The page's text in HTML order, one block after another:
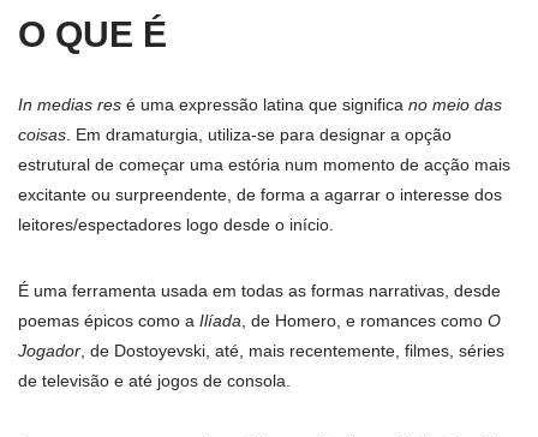
O QUE É
In medias res é uma expressão latina que significa no meio das
coisas . Em dramaturgia, utiliza-se para designar a opção
estrutural de começar uma estória num momento de acção mais
excitante ou surpreendente, de forma a agarrar o interesse dos
leitores/espectadores logo desde o início.
É uma ferramenta usada em todas as formas narrativas, desde
poemas épicos como a Ilíada , de Homero, e romances como O
Jogador , de Dostoyevski, até, mais recentemente, filmes, séries
de televisão e até jogos de consola.